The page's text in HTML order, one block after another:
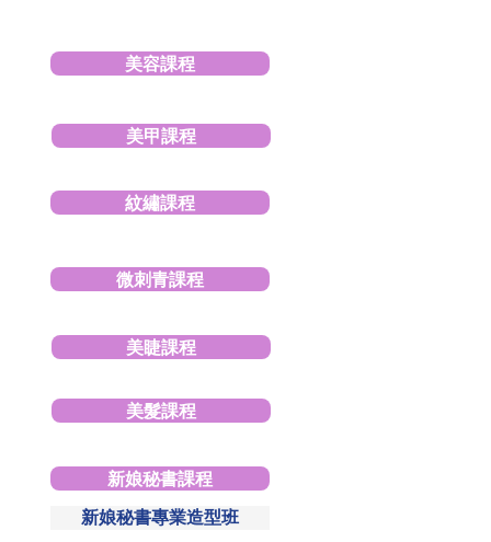
美容課程
美甲課程
紋繡課程
微刺青課程
美睫課程
美髮課程
新娘秘書課程
新娘秘書專業造型班